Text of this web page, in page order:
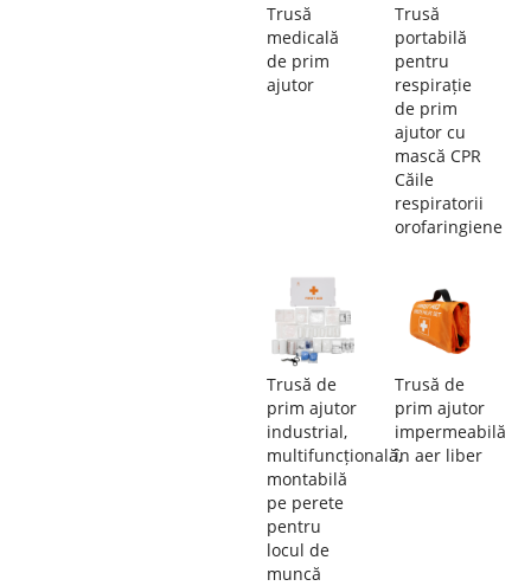
Trusă
medicală
de prim
ajutor
Trusă
portabilă
pentru
respirație
de prim
ajutor cu
mască CPR
Căile
respiratorii
orofaringiene
Trusă de
prim ajutor
industrial,
multifuncțională,
montabilă
pe perete
pentru
locul de
muncă
Trusă de
prim ajutor
impermeabilă
în aer liber